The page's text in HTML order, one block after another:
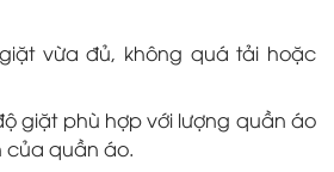
vừa đủ, không quá tải hoặc
giặt phù hợp với lượng quần áo
của quần áo.